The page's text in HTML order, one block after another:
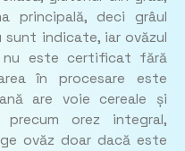
principală, deci grâul
sunt indicate, iar ovăzul
este certificat fără
în procesare este
are voie cereale și
precum orez integral,
ovăz doar dacă este